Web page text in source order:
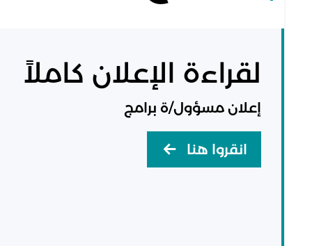
لقراءة الإعلان كاملاً
إعلان مسؤول/ة برامج
انقروا هنا